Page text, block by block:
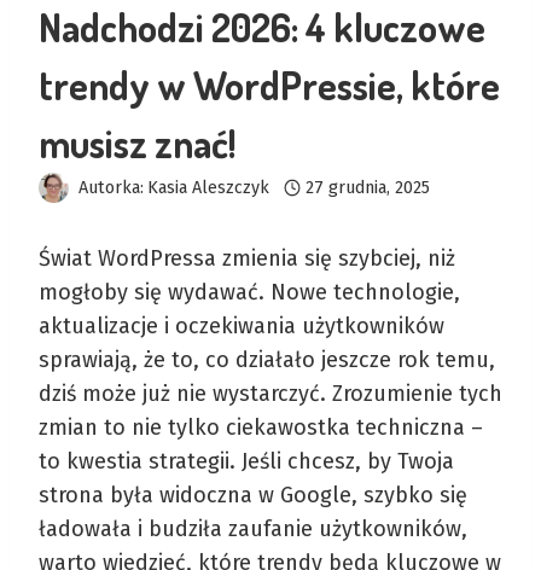
Nadchodzi 2026: 4 kluczowe
trendy w WordPressie, które
musisz znać!
Autorka: Kasia Aleszczyk 27 grudnia, 2025
Świat WordPressa zmienia się szybciej, niż
mogłoby się wydawać. Nowe technologie,
aktualizacje i oczekiwania użytkowników
sprawiają, że to, co działało jeszcze rok temu,
dziś może już nie wystarczyć. Zrozumienie tych
zmian to nie tylko ciekawostka techniczna –
to kwestia strategii. Jeśli chcesz, by Twoja
strona była widoczna w Google, szybko się
ładowała i budziła zaufanie użytkowników,
warto wiedzieć, które trendy będą kluczowe w